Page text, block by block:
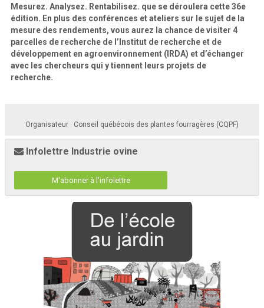
Mesurez. Analysez. Rentabilisez. que se déroulera cette 36e
édition. En plus des conférences et ateliers sur le sujet de la
mesure des rendements, vous aurez la chance de visiter 4
parcelles de recherche de l’Institut de recherche et de
développement en agroenvironnement (IRDA) et d’échanger
avec les chercheurs qui y tiennent leurs projets de
recherche.
Organisateur : Conseil québécois des plantes fourragères (CQPF)
Infolettre Industrie ovine
M'abonner à l'infolettre